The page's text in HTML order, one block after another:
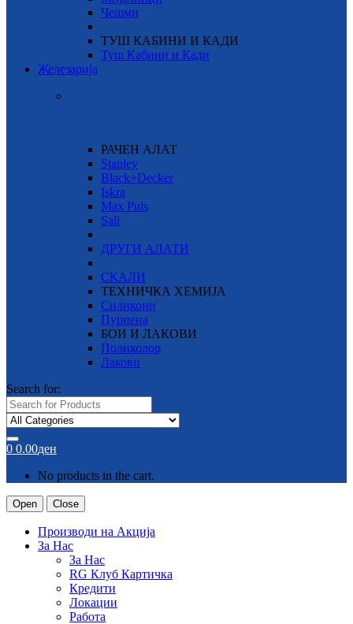
Чешми
ТУШ КАБИНИ И КАДИ
Туш Кабини и Кади
Железарија
РАЧЕН АЛАТ
Stanley
Black+Decker
Iskra
Max Puls
Sali
ДРУГИ АЛАТИ
СКАЛИ
ТЕХНИЧКА ХЕМИЈА
Силикони
Пурпена
БОИ И ЛАКОВИ
Поликолор
Лакови
Search for:
0 0.00ден
No products in the cart.
Open Close
Производи на Акција
За Нас
За Нас
RG Клуб Картичка
Кредити
Локации
Работа